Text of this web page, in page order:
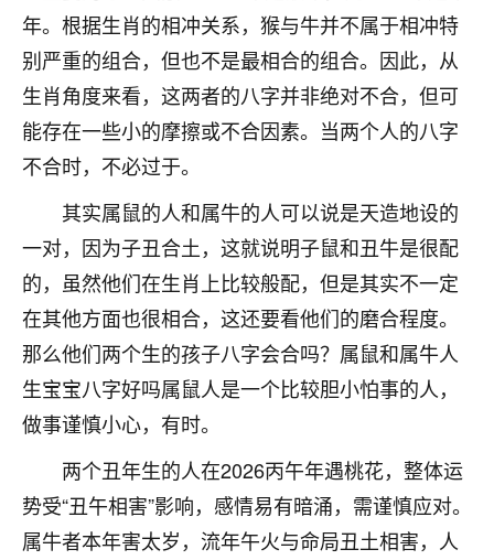
年。根据生肖的相冲关系，猴与牛并不属于相冲特
别严重的组合，但也不是最相合的组合。因此，从
生肖角度来看，这两者的八字并非绝对不合，但可
能存在一些小的摩擦或不合因素。当两个人的八字
不合时，不必过于。
其实属鼠的人和属牛的人可以说是天造地设的
一对，因为子丑合土，这就说明子鼠和丑牛是很配
的，虽然他们在生肖上比较般配，但是其实不一定
在其他方面也很相合，这还要看他们的磨合程度。
那么他们两个生的孩子八字会合吗？属鼠和属牛人
生宝宝八字好吗属鼠人是一个比较胆小怕事的人，
做事谨慎小心，有时。
两个丑年生的人在2026丙午年遇桃花，整体运
势受“丑午相害”影响，感情易有暗涌，需谨慎应对。
属牛者本年害太岁，流年午火与命局丑土相害，人
金白水清
我也想找老师看看，有没有人给个联系方式的啊？
鹿森：慧来老师微信：gjsy0624
1天前 来自江西
青春168
我也想要，我也想要！
2天前 来自山西 15
Jessica李
老师做不做超度法事？我想给我奶奶做超度，她今年
刚去世了。
七零老顽童：我母亲前年离世，刚开始我经常
做梦梦见她，后来也是朋友介绍，找到慧来老
师，安排了超度法事，做梦再也没有梦到过
了，一开始是半信半疑的，图个心安，给亡母
超度，现在看来，人不信也不行。